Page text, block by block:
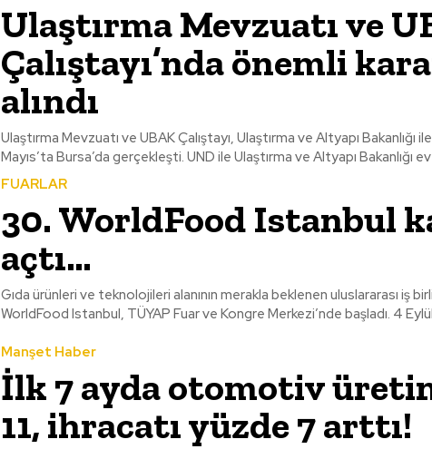
Ulaştırma Mevzuatı ve
Çalıştayı’nda önemli
alındı
Ulaştırma Mevzuatı ve UBAK Çalıştayı, Ulaştırma ve Altyapı
Mayıs’ta Bursa’da gerçekleşti. UND ile Ulaştırma ve Altyapı
FUARLAR
30. WorldFood Istanbul
açtı…
Gıda ürünleri ve teknolojileri alanının merakla beklenen uluslararası iş
WorldFood
Manşet Haber
İlk 7 ayda otomotiv
11, ihracatı yüzde 7 arttı!